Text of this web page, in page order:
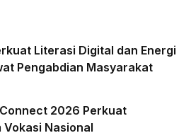
Literasi Digital dan Energi
Pengabdian Masyarakat
2026 Perkuat
Vokasi Nasional